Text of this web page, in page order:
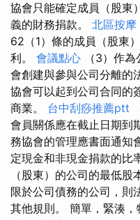
協會只能確定成員（股東
義的財務捐款。 北區按摩
62（1）條的成員（股東
利。 會議點心 （3）作
會創建與參與公司分離的
協會可以起到公司合同的
商業。 台中刮痧推薦ptt
會員關係應在截止日期到
務協會的管理應書面通知
定現金和非現金捐款的比
（股東）的公司的最低
限於公司債務的公司，則
其他規則。 簡單，緊湊，